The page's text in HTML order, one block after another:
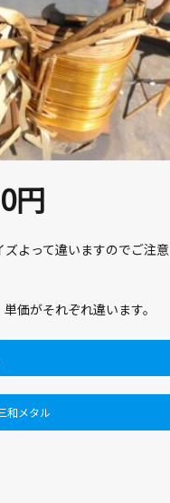
円
よって違いますのでご注意
価がそれぞれ違います。
和メタル